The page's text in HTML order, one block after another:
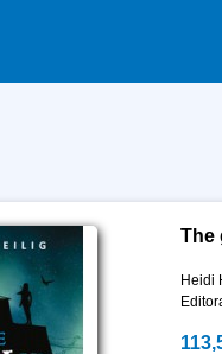
The
Heidi